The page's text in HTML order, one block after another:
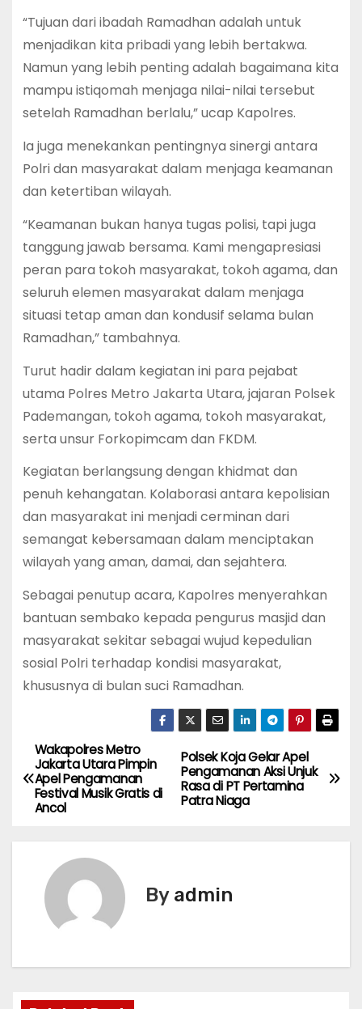
“Tujuan dari ibadah Ramadhan adalah untuk
menjadikan kita pribadi yang lebih bertakwa.
Namun yang lebih penting adalah bagaimana kita
mampu istiqomah menjaga nilai-nilai tersebut
setelah Ramadhan berlalu,” ucap Kapolres.
Ia juga menekankan pentingnya sinergi antara
Polri dan masyarakat dalam menjaga keamanan
dan ketertiban wilayah.
“Keamanan bukan hanya tugas polisi, tapi juga
tanggung jawab bersama. Kami mengapresiasi
peran para tokoh masyarakat, tokoh agama, dan
seluruh elemen masyarakat dalam menjaga
situasi tetap aman dan kondusif selama bulan
Ramadhan,” tambahnya.
Turut hadir dalam kegiatan ini para pejabat
utama Polres Metro Jakarta Utara, jajaran Polsek
Pademangan, tokoh agama, tokoh masyarakat,
serta unsur Forkopimcam dan FKDM.
Kegiatan berlangsung dengan khidmat dan
penuh kehangatan. Kolaborasi antara kepolisian
dan masyarakat ini menjadi cerminan dari
semangat kebersamaan dalam menciptakan
wilayah yang aman, damai, dan sejahtera.
Sebagai penutup acara, Kapolres menyerahkan
bantuan sembako kepada pengurus masjid dan
masyarakat sekitar sebagai wujud kepedulian
sosial Polri terhadap kondisi masyarakat,
khususnya di bulan suci Ramadhan.
P
o
v
i
Polsek Koja Gelar Apel
Pengamanan Aksi Unjuk
Rasa di PT Pertamina
Patra Niaga
Wakapolres Metro
Jakarta Utara Pimpin
Apel Pengamanan
Festival Musik Gratis di
Ancol
By admin